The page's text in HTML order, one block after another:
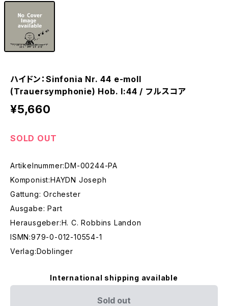
ハイドン：Sinfonia Nr. 44 e-moll
(Trauersymphonie) Hob. I:44 / フルスコア
¥5,660
SOLD OUT
Artikelnummer:DM-00244-PA
Komponist:HAYDN Joseph
Gattung: Orchester
Ausgabe: Part
Herausgeber:H. C. Robbins Landon
ISMN:979-0-012-10554-1
Verlag:Doblinger
International shipping available
Sold out